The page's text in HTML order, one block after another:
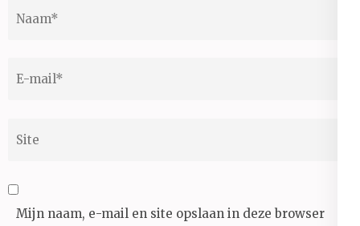
Mijn naam, e-mail en site opslaan in deze browser